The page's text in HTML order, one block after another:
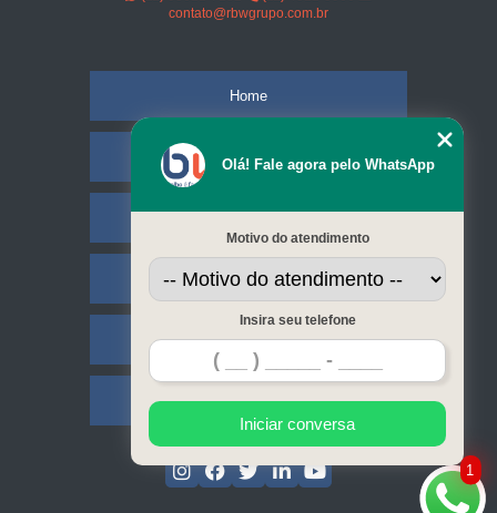
contato@rbwgrupo.com.br
Home
Empresa
Serviços
Contato
Mapa do site
1
Olá! Fale agora pelo WhatsApp
Motivo do atendimento
Insira seu telefone
Iniciar conversa